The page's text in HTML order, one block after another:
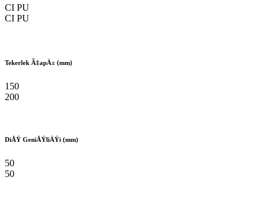
CI PU
CI PU
Tekerlek Ã‡apÄ± (mm)
150
200
DiÅŸ GeniÅŸliÄŸi (mm)
50
50